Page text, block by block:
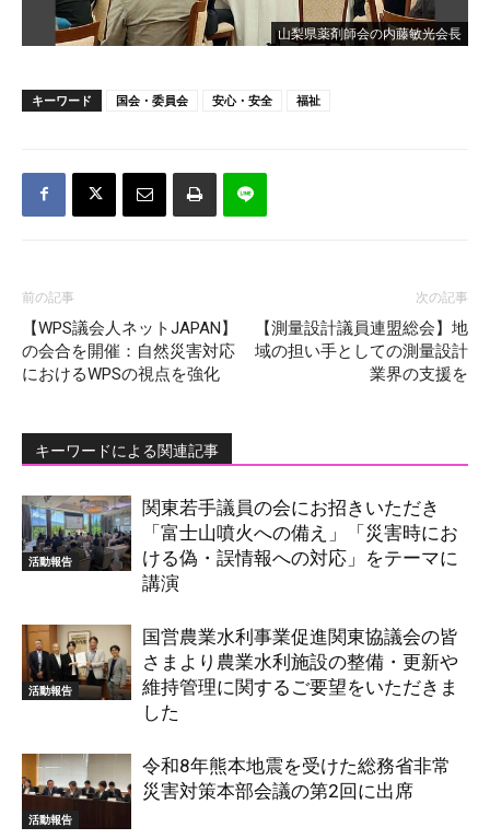
山梨県薬剤師会の内藤敏光会長
キーワード 国会・委員会 安心・安全 福祉
前の記事
【WPS議会人ネットJAPAN】
の会合を開催：自然災害対応
におけるWPSの視点を強化
次の記事
【測量設計議員連盟総会】地
域の担い手としての測量設計
業界の支援を
キーワードによる関連記事
活動報告
関東若手議員の会にお招きいただき
「富士山噴火への備え」「災害時にお
ける偽・誤情報への対応」をテーマに
講演
活動報告
国営農業水利事業促進関東協議会の皆
さまより農業水利施設の整備・更新や
維持管理に関するご要望をいただきま
した
活動報告
令和8年熊本地震を受けた総務省非常
災害対策本部会議の第2回に出席